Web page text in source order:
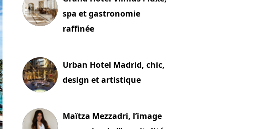
spa et gastronomie
raffinée
Urban Hotel Madrid, chic,
design et artistique
Maïtza Mezzadri, l’image